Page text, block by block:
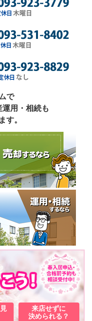
で
用・相続も
す。
来店せずに
決められる？